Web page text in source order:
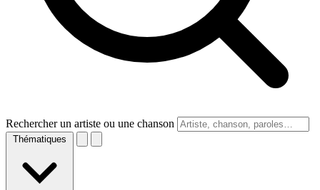
Rechercher un artiste ou une chanson
Thématiques